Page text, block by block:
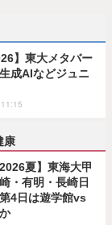
】東大メタバー
成AIなどジュニ
康
夏】東海大甲
・有明・長崎日
4日は遊学館vs